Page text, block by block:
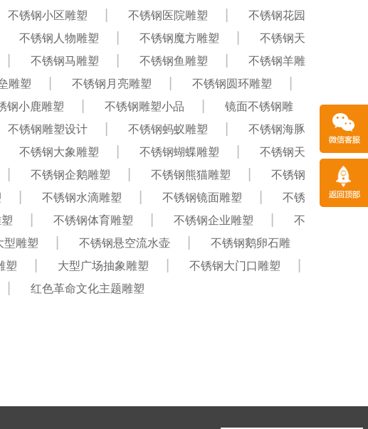
不锈钢小区雕塑 不锈钢医院雕塑
不锈钢花园
不锈钢人物雕塑 不锈钢魔方雕塑
不锈钢天
不锈钢马雕塑 不锈钢鱼雕塑
不锈钢羊雕
雕塑 不锈钢月亮雕塑
不锈钢圆环雕塑
钢小鹿雕塑 不锈钢雕塑小品
镜面不锈钢雕
不锈钢雕塑设计 不锈钢蚂蚁雕塑
不锈钢海豚
不锈钢大象雕塑 不锈钢蝴蝶雕塑
不锈钢天
不锈钢企鹅雕塑 不锈钢熊猫雕塑
不锈钢
不锈钢水滴雕塑 不锈钢镜面雕塑
不锈
不锈钢体育雕塑 不锈钢企业雕塑
不
型雕塑 不锈钢悬空流水壶
不锈钢鹅卵石雕
塑 大型广场抽象雕塑
不锈钢大门口雕塑
红色革命文化主题雕塑